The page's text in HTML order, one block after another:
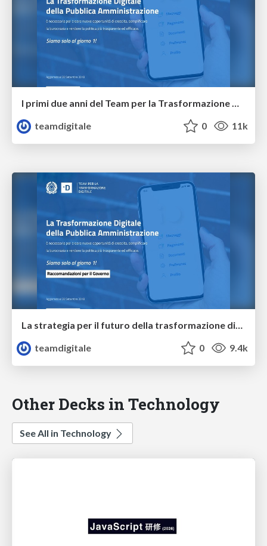
I primi due anni del Team per la Trasformazione Digitale
teamdigitale
0 11k
La strategia per il futuro della trasformazione digitale
teamdigitale
0 9.4k
Other Decks in Technology
See All in Technology